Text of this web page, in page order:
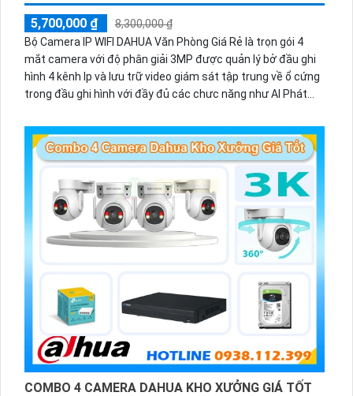
5,700,000 ₫
8,300,000 ₫
Bộ Camera IP WIFI DAHUA Văn Phòng Giá Rẻ là trọn gói 4
mắt camera với độ phân giải 3MP được quản lý bở đầu ghi
hình 4 kênh Ip và lưu trữ video giám sát tập trung về ổ cứng
trong đầu ghi hình với đầy đủ các chưc năng như AI Phát
có màu vào ban đêm
COMBO 4 CAMERA DAHUA KHO XƯỞNG GIÁ TỐT